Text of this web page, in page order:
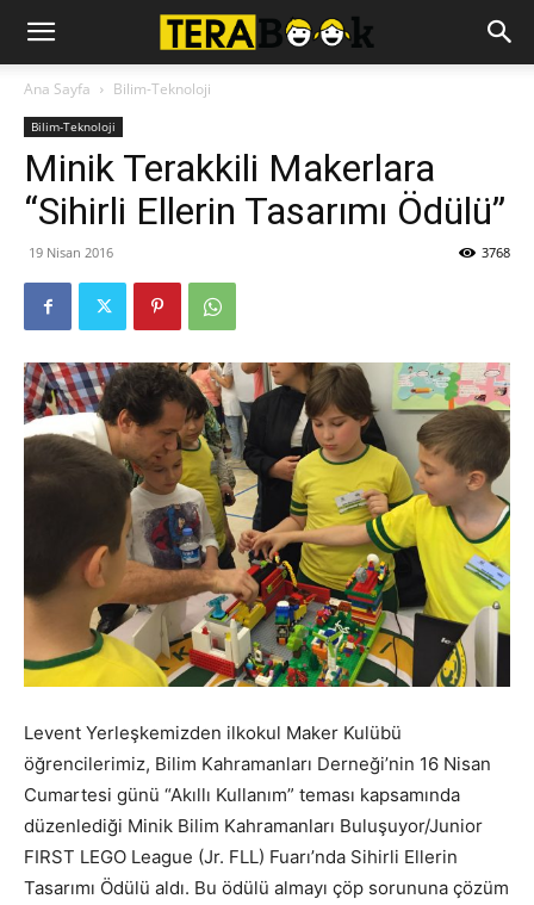
Ana Sayfa Bilim-Teknoloji
Bilim-Teknoloji
Minik Terakkili Makerlara
“Sihirli Ellerin Tasarımı Ödülü”
19 Nisan 2016 3768
Levent Yerleşkemizden ilkokul Maker Kulübü
öğrencilerimiz, Bilim Kahramanları Derneği’nin 16 Nisan
Cumartesi günü “Akıllı Kullanım” teması kapsamında
düzenlediği Minik Bilim Kahramanları Buluşuyor/Junior
FIRST LEGO League (Jr. FLL) Fuarı’nda Sihirli Ellerin
Tasarımı Ödülü aldı. Bu ödülü almayı çöp sorununa çözüm